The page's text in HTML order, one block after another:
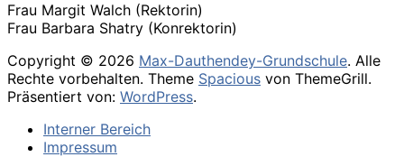
Frau Margit Walch (Rektorin)
Frau Barbara Shatry (Konrektorin)
Copyright © 2026 Max-Dauthendey-Grundschule. Alle
Rechte vorbehalten. Theme Spacious von ThemeGrill.
Präsentiert von: WordPress.
Interner Bereich
Impressum